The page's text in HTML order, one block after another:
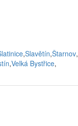
,Slavětín,Štarnov,
,Velká Bystřice,